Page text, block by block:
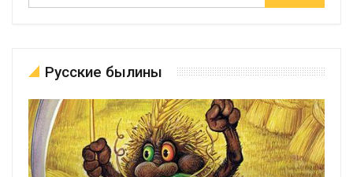
Русские былины